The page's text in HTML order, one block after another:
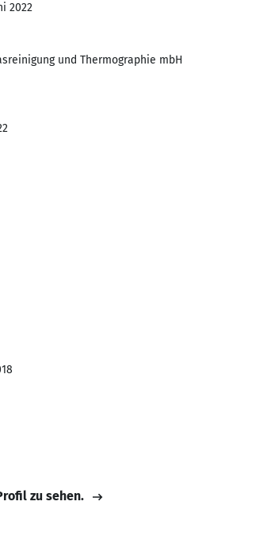
2022
und Thermographie mbH
zu sehen.